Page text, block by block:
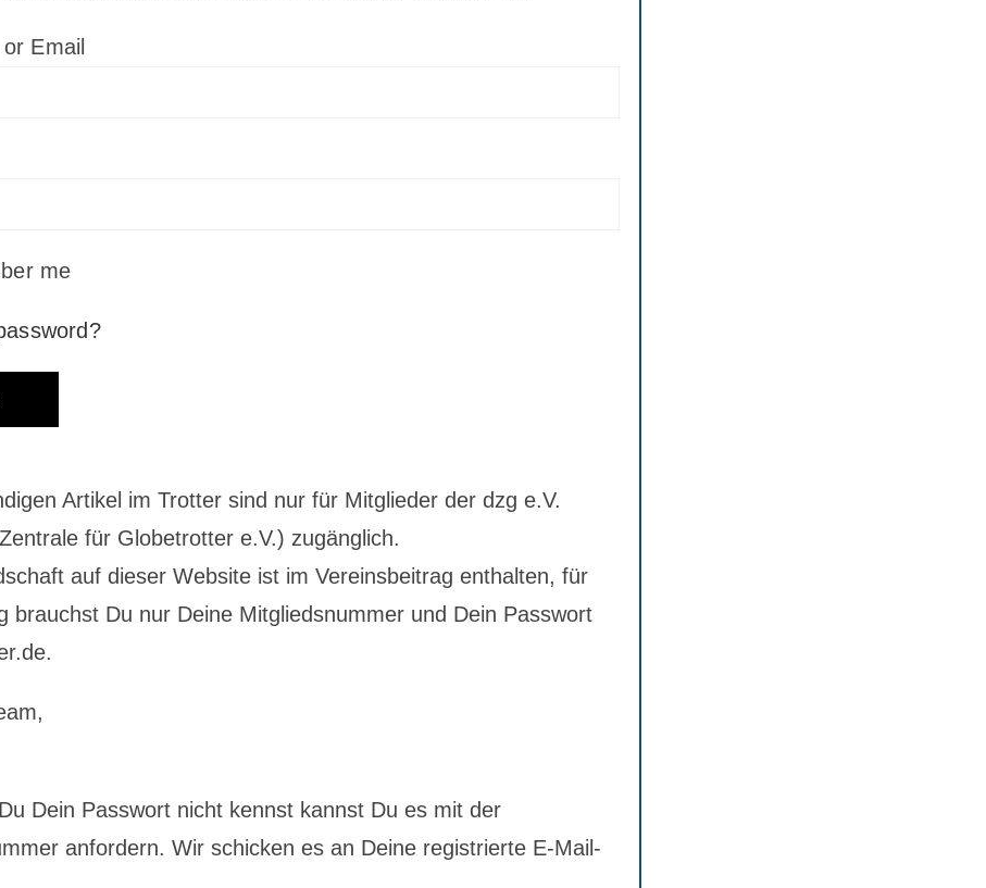
Email
me
Artikel im Trotter sind nur für Mitglieder der dzg e.V.
für Globetrotter e.V.) zugänglich.
auf dieser Website ist im Vereinsbeitrag enthalten, für
brauchst Du nur Deine Mitgliedsnummer und Dein Passwort
Dein Passwort nicht kennst kannst Du es mit der
anfordern. Wir schicken es an Deine registrierte E-Mail-